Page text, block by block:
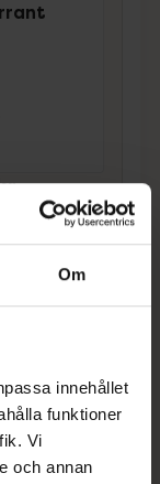
Om
innehållet
funktioner
Vi
och annan
för
Krämens
med
3 och